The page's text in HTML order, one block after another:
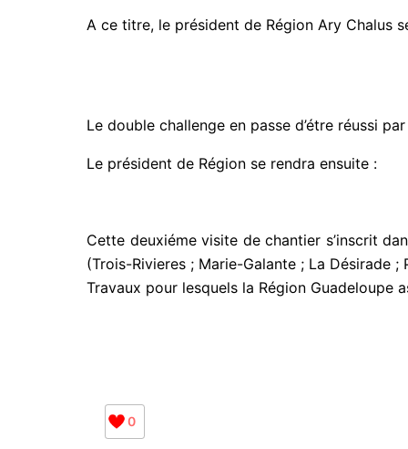
A ce titre, le président de Région Ary Chalus
Le double challenge en passe d’étre réussi
Le président de Région se rendra ensuite :
Cette deuxiéme visite de chantier s’inscrit
(Trois-Rivieres ; Marie-Galante ; La Désirade
Travaux pour lesquels la Région Guadeloupe
0